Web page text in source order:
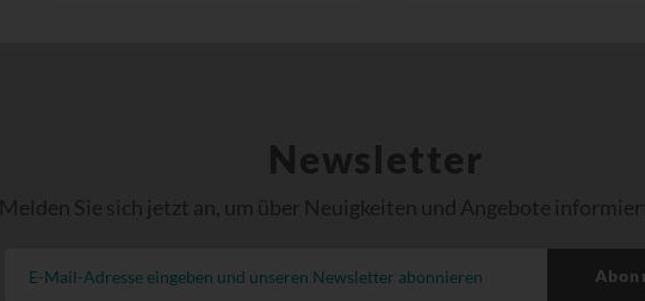
Newsletter
Melden Sie sich jetzt an, um über Neuigkeiten und Angebote